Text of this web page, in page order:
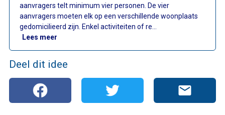
aanvragers telt minimum vier personen. De vier
aanvragers moeten elk op een verschillende woonplaats
gedomicilieerd zijn. Enkel activiteiten of re…
Lees meer
Deel dit idee
mail